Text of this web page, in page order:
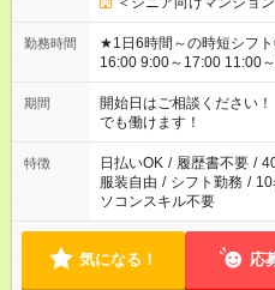
勤務時間
★1日6時間～の時短シフトOK ★スタート時間選べます！
16:00 9:00～17:00 11:00～19:00
場合、他のお仕事と合わ
ん ※法令に基づき、週20
となります ※労働者派遣
短時間・短期間の就業は
期間
開始日はご相談くださ
でも働けます！
特徴 日払いOK / 履歴書不要 /
服装自由 / シフト勤務 /
ソコンスキル不要
気になる！ 応